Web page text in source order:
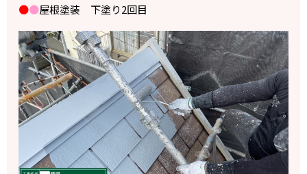
●●屋根塗装 下塗り2回目